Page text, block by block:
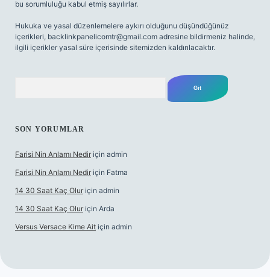
bu sorumluluğu kabul etmiş sayılırlar.
Hukuka ve yasal düzenlemelere aykırı olduğunu düşündüğünüz
içerikleri, backlinkpanelicomtr@gmail.com adresine bildirmeniz halinde,
ilgili içerikler yasal süre içerisinde sitemizden kaldırılacaktır.
SON YORUMLAR
Farisi Nin Anlamı Nedir için admin
Farisi Nin Anlamı Nedir için Fatma
14 30 Saat Kaç Olur için admin
14 30 Saat Kaç Olur için Arda
Versus Versace Kime Ait için admin